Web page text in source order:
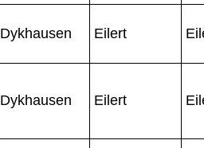
Dykhausen Eilert
Dykhausen Eilert